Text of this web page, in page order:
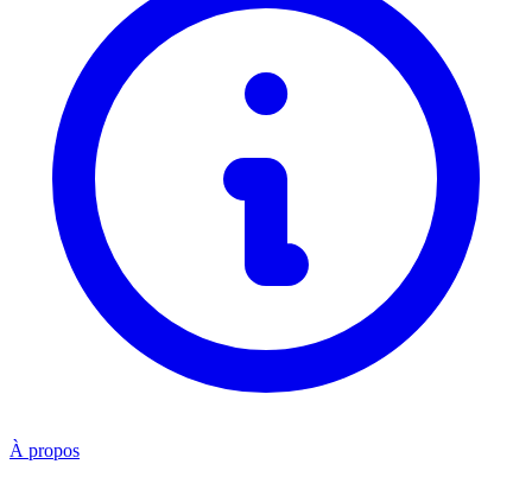
À propos